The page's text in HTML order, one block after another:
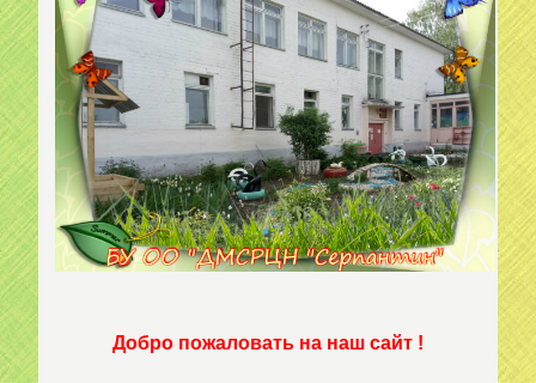
Добро пожаловать на наш сайт !